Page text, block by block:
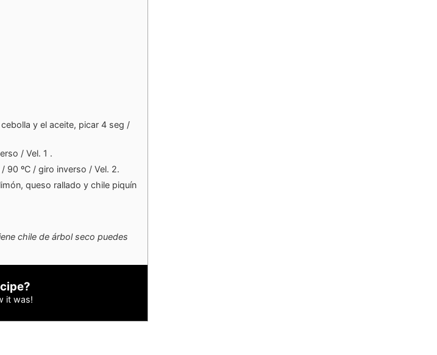
y el aceite, picar 4 seg /
/ Vel. 1 .
90 ºC / giro inverso / Vel. 2.
queso rallado y chile piquín
chile de árbol seco puedes
it was!